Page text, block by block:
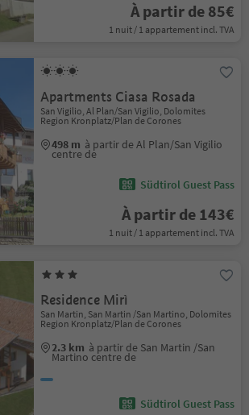
À partir de 85€
1 nuit / 1 appartement incl. TVA
Apartments Ciasa Rosada
San Vigilio, Al Plan/San Vigilio, Dolomites
Region Kronplatz/Plan de Corones
498 m à partir de Al Plan/San Vigilio
centre de
Südtirol Guest Pass
À partir de 143€
1 nuit / 1 appartement incl. TVA
Residence Mirì
San Martin, San Martin /San Martino, Dolomites
Region Kronplatz/Plan de Corones
2.3 km à partir de San Martin /San
Martino centre de
Südtirol Guest Pass